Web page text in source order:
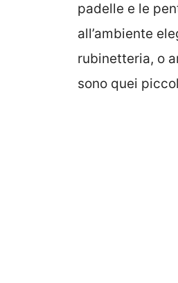
padelle e le
all’ambiente
rubinetteria, o
sono quei